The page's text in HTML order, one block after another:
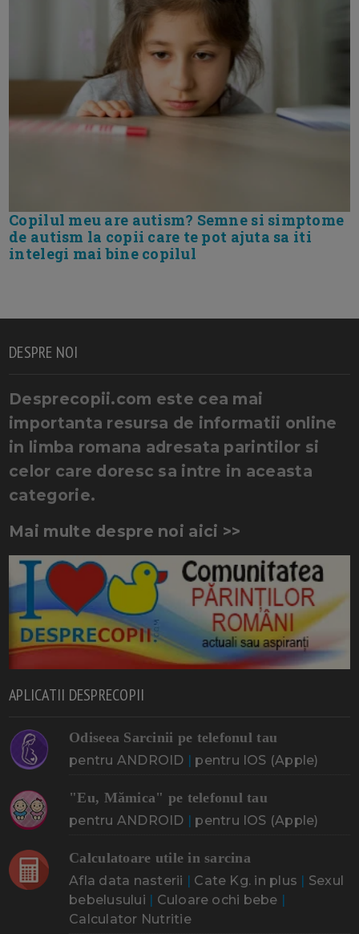
Copilul meu are autism? Semne si simptome
de autism la copii care te pot ajuta sa iti
intelegi mai bine copilul
DESPRE NOI
Desprecopii.com este cea mai
importanta resursa de informatii online
in limba romana adresata parintilor si
celor care doresc sa intre in aceasta
categorie.
Mai multe despre noi aici >>
APLICATII DESPRECOPII
Odiseea Sarcinii pe telefonul tau
pentru ANDROID | pentru IOS (Apple)
"Eu, Mămica" pe telefonul tau
pentru ANDROID | pentru IOS (Apple)
Calculatoare utile in sarcina
Afla data nasterii | Cate Kg. in plus | Sexul
bebelusului | Culoare ochi bebe |
Calculator Nutritie